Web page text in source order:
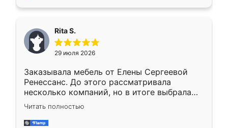
каких-либо доработок. Качеством осталась
довольна, все выглядит так, как и ожидала.
Rita S.
29 июля 2026
Заказывала мебель от Елены Сергеевой
Ренессанс. До этого рассматривала
несколько компаний, но в итоге выбрала
эту. Сначала обговорили условия, потом
приехал замерщик, всё спокойно объяснил
и снял размеры. Изготовили в срок, с
Читать полностью